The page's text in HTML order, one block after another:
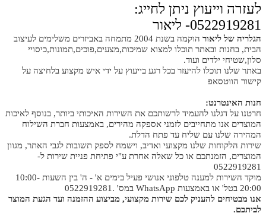
לעזרה וייעוץ ניתן לחייג:
0522919281- ליאור
הגלריה של ליאור
הוקמה בשנת 2004 מתמחה באביזרים משלימים לעיצוב
הבית, בחנות ובאתר תוכלו למצוא שמיכות,מצעים,פוכים,תמונות,כיסויי
סלון,שטיחי ילדים ועוד.
באתר שלנו תוכלו להיעזר בכל רגע בייעוץ על ידי איש מקצוע בלחיצה על
קישור הווטסאפ
חנות האינטרנט:
חרטנו על דגלנו להעמיד לרשותכם את השירות האיכותי ביותר, בנוסף לאיכות
המוצרים אנו מתחייבים לזמני אספקה מהירים, באמצעות חברת השילוח
המהירה שלנו עם שליח עד פתח הדלת.
שירות הלקוחות שלנו מקצועי ואדיב, וישמח לספק תשובות לגבי האתר, מגוון
המוצרים, הזמנתכם או כל שאלה אחרת ע"י פתיחת פניית שירות ל-
0522919281
מוקד השירות למענה טלפוני אנושי פעיל בימים א' - ה' בין השעות 10:00-
20:00 בטל' או באמצעות WhatsApp במס' .0522919281
אנו מבטיחים להעניק לכם שירות מקצועי, מביצוע ההזמנה ועד הגעת המוצר
לביתכם.